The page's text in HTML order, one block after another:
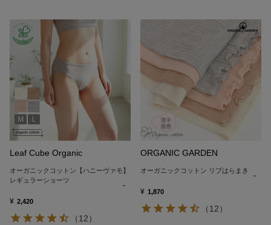
Leaf Cube Organic
オーガニックコットン【ハニーヴァモ】
レギュラーショーツ
¥ 2,420
（12）
ORGANIC GARDEN
オーガニックコットン リブはらまき
¥ 1,870
（12）